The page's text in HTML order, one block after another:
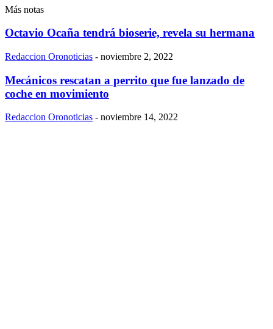
Más notas
Octavio Ocaña tendrá bioserie, revela su hermana
Redaccion Oronoticias - noviembre 2, 2022
Mecánicos rescatan a perrito que fue lanzado de
coche en movimiento
Redaccion Oronoticias - noviembre 14, 2022